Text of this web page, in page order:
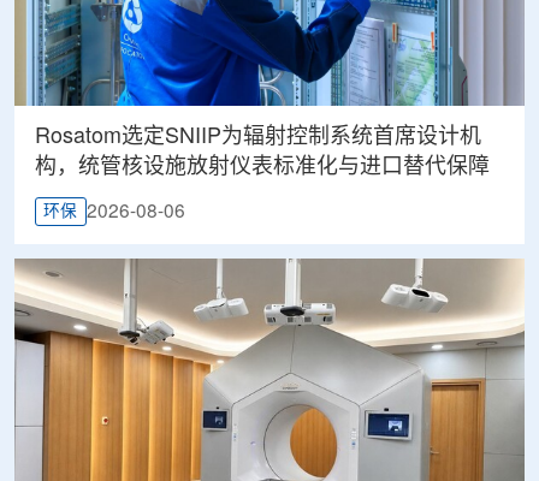
Rosatom选定SNIIP为辐射控制系统首席设计机
构，统管核设施放射仪表标准化与进口替代保障
环保 2026-08-06